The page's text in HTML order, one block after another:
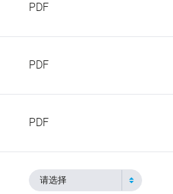
PDF
PDF
PDF
请选择